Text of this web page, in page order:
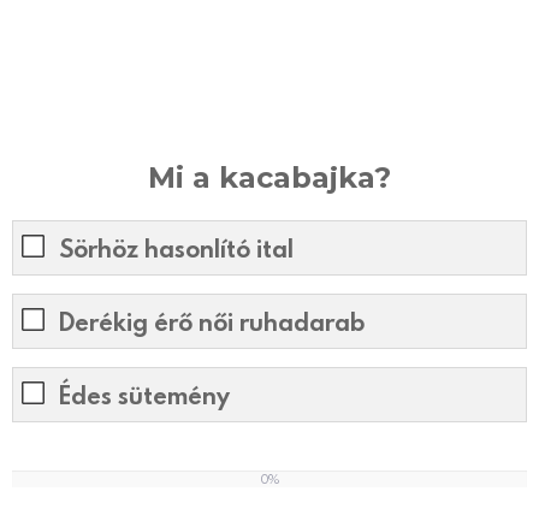
Mi a kacabajka?
Sörhöz hasonlító ital
Derékig érő női ruhadarab
Édes sütemény
0%